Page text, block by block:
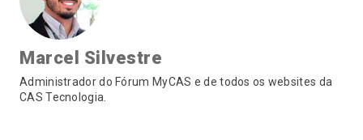
Marcel Silvestre
Administrador do Fórum MyCAS e de todos os websites da
CAS Tecnologia.